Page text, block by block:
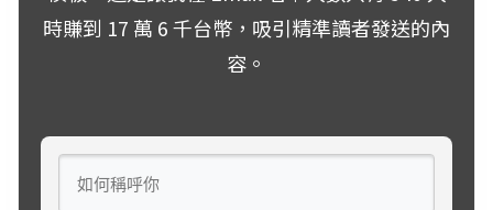
時賺到 17 萬 6 千台幣，吸引精準讀者發送的內
容。